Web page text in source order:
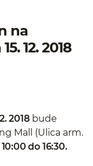
na
12. 2018
2018bude
Mall
(Ulica arm.
do 16:30.